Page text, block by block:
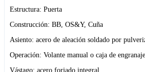
Estructura: Puerta
Construcción: BB, OS&Y, Cuña
Asiento: acero de aleación soldado por
Operación: Volante manual o caja de
Vástago: acero forjado integral